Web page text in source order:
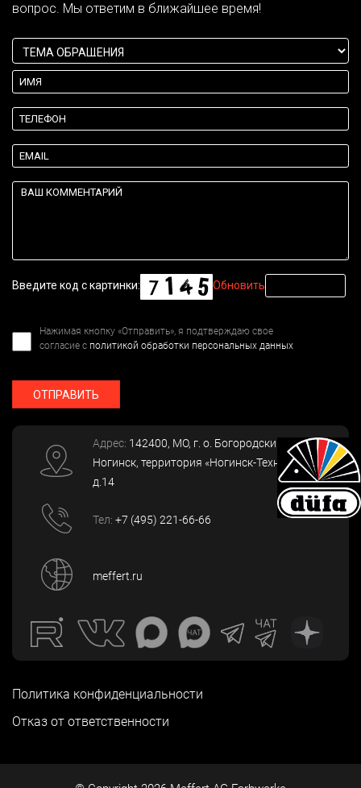
вопрос. Мы ответим в ближайшее время!
Введите код с картинки: Обновить
Нажимая кнопку «Отправить», я подтверждаю свое
согласие с политикой обработки персональных данных
ОТПРАВИТЬ
Адрес: 142400, МО, г. о. Богородский, г.
Ногинск, территория «Ногинск-Технопарк»,
д.14
Тел: +7 (495) 221-66-66
meffert.ru
Политика конфиденциальности
Отказ от ответственности